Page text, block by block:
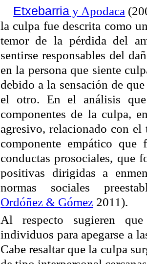
Etxebarria y Apodaca
la culpa fue descrita como
temor de la pérdida del
sentirse responsables del
en la persona que siente
debido a la sensación de
el otro. En el análisis
componentes de la culpa,
agresivo, relacionado con
componente empático
conductasprosociales, que
positivas dirigidas a
normas sociales
Ordóñez & Gómez2011).
Al respecto sugieren
individuos para apegarse a
Cabe resaltar que la culpa